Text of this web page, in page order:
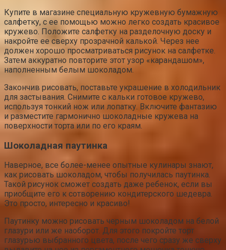
Купите в магазине специальную кружевную бумажную
салфетку, с ее помощью можно легко создать красивое
кружево. Положите салфетку на разделочную доску и
накройте ее сверху прозрачной калькой. Через нее
должен хорошо просматриваться рисунок на салфетке.
Затем аккуратно повторите этот узор «карандашом»,
наполненным белым шоколадом.
Закончив рисовать, поставьте украшение в холодильник
для застывания. Снимите с кальки готовое кружево,
используя тонкий нож или лопатку. Включите фантазию
и разместите гармонично шоколадные кружева на
поверхности торта или по его краям.
Шоколадная паутинка
Наверное, все более-менее опытные кулинары знают,
как рисовать шоколадом, чтобы получилась паутинка.
Такой рисунок сможет создать даже ребенок, если вы
приобщите его к сотворению кондитерского шедевра.
Это просто, интересно и красиво!
Паутинку можно рисовать черным шоколадом на белой
глазури или же наоборот. Для этого покройте торт
глазурью выбранного цвета, после чего сразу же сверху